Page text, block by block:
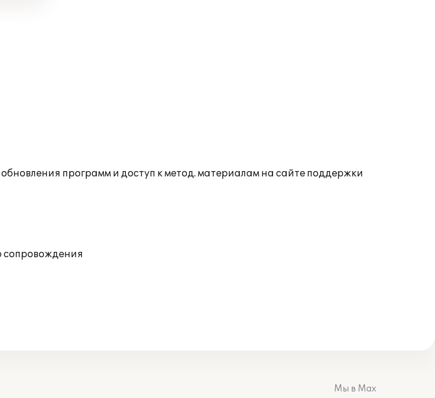
программ и доступ к метод. материалам на сайте поддержки
сопровождения
Мы в Max